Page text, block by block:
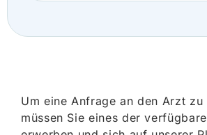
Um eine Anfrage an den Arzt zu
müssen Sie eines der